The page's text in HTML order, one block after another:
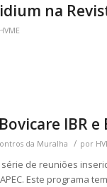
na
HVME
IBR e
da Muralha / por
de reuniões
Este programa